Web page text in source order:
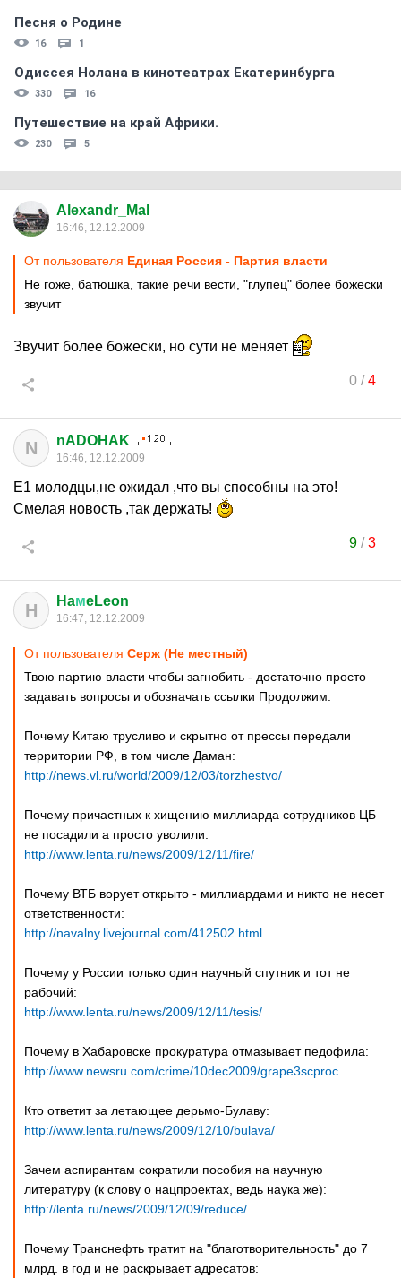
Песня о Родине
16 1
Одиссея Нолана в кинотеатрах Екатеринбурга
330 16
Путешествие на край Африки.
230 5
Alexandr_Mal
16:46, 12.12.2009
От пользователя Единая Россия - Партия власти
Не гоже, батюшка, такие речи вести, "глупец" более божески
звучит
Звучит более божески, но сути не меняет
0/4
N nADOHAK
16:46, 12.12.2009
Е1 молодцы,не ожидал ,что вы способны на это!
Смелая новость ,так держать!
9/3
H HaмeLeon
16:47, 12.12.2009
От пользователя Серж (Не местный)
Твою партию власти чтобы загнобить - достаточно просто
задавать вопросы и обозначать ссылки Продолжим.
Почему Китаю трусливо и скрытно от прессы передали
территории РФ, в том числе Даман:
http://news.vl.ru/world/2009/12/03/torzhestvo/
Почему причастных к хищению миллиарда сотрудников ЦБ
не посадили а просто уволили:
http://www.lenta.ru/news/2009/12/11/fire/
Почему ВТБ ворует открыто - миллиардами и никто не несет
ответственности:
http://navalny.livejournal.com/412502.html
Почему у России только один научный спутник и тот не
рабочий:
http://www.lenta.ru/news/2009/12/11/tesis/
Почему в Хабаровске прокуратура отмазывает педофила:
http://www.newsru.com/crime/10dec2009/grape3scproc...
Кто ответит за летающее дерьмо-Булаву:
http://www.lenta.ru/news/2009/12/10/bulava/
Зачем аспирантам сократили пособия на научную
литературу (к слову о нацпроектах, ведь наука же):
http://lenta.ru/news/2009/12/09/reduce/
Почему Транснефть тратит на "благотворительность" до 7
млрд. в год и не раскрывает адресатов: